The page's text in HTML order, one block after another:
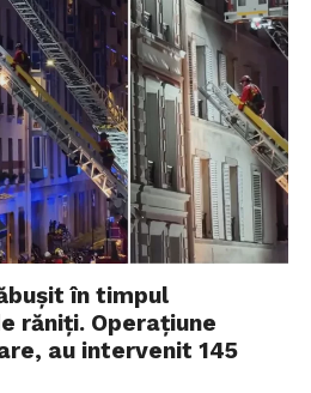
în timpul
răniți. Operațiune
au intervenit 145